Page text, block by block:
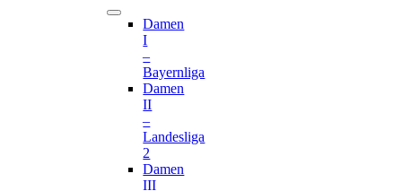
Damen
I
–
Bayernliga
Damen
II
–
Landesliga
2
Damen
III